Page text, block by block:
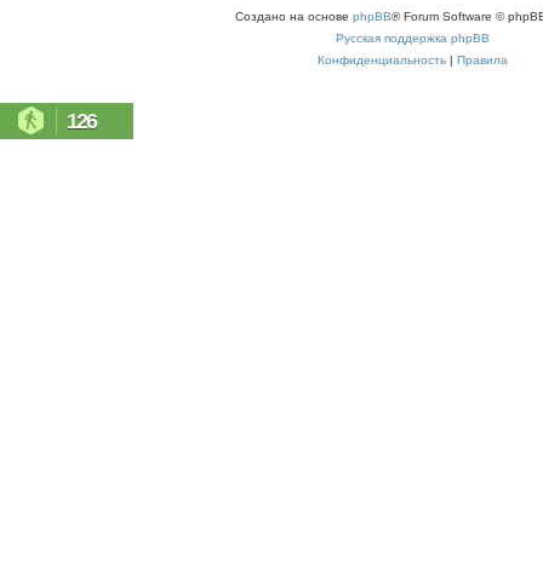
Создано на основе phpBB® Forum Software ©
Русская поддержка phpBB
Конфиденциальность | Правила
126